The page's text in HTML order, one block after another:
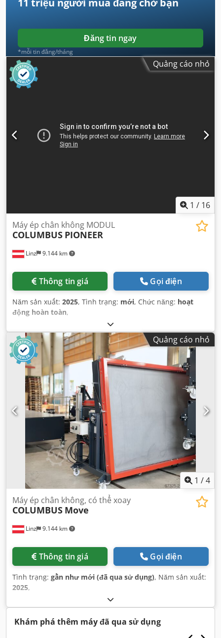
11 triệu người mua đang chờ bạn
Đăng tin ngay
*mỗi tin đăng/tháng
Quảng cáo nhỏ
1 / 16
Linz 9.144 km
Máy ép chân không MODUL
COLUMBUS PIONEER
Thông tin giá Gọi điện
Năm sản xuất: 2025, Tình trạng: mới, Chức năng: hoạt
động hoàn toàn,
Quảng cáo nhỏ
1 /4
Linz 9.144 km
Máy ép chân không, có thể xoay
COLUMBUS Move
Thông tin giá Gọi điện
Tình trạng: gần như mới (đã qua sử dụng), Năm sản xuất:
2025,
Khám phá thêm máy đã qua sử dụng